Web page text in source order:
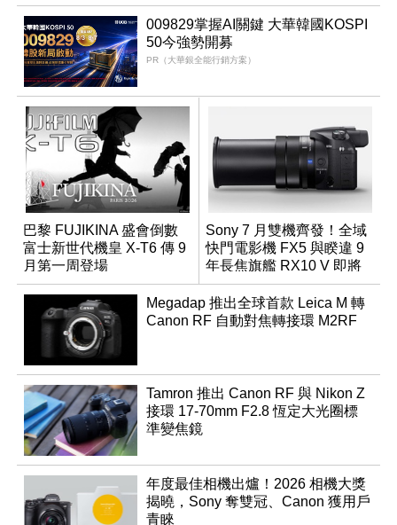
009829掌握AI關鍵 大華韓國KOSPI
50今強勢開募
PR（大華銀全能行銷方案）
巴黎 FUJIKINA 盛會倒數
富士新世代機皇 X-T6 傳 9
月第一周登場
Sony 7 月雙機齊發！全域
快門電影機 FX5 與睽違 9
年長焦旗艦 RX10 V 即將
登場
Megadap 推出全球首款 Leica M 轉
Canon RF 自動對焦轉接環 M2RF
Tamron 推出 Canon RF 與 Nikon Z
接環 17-70mm F2.8 恆定大光圈標
準變焦鏡
年度最佳相機出爐！2026 相機大獎
揭曉，Sony 奪雙冠、Canon 獲用戶
青睞